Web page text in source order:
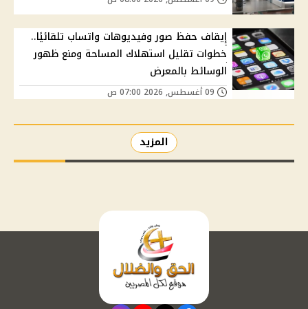
إيقاف حفظ صور وفيديوهات واتساب تلقائيًا..
خطوات تقليل استهلاك المساحة ومنع ظهور
الوسائط بالمعرض
المزيد